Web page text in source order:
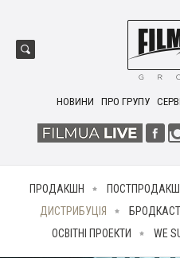
НОВИНИ ПРО ГРУПУ
ПРОДАКШН
ДИСТРИБУЦІЯ
ОСВІТНІ ПРОЕКТИ
WE